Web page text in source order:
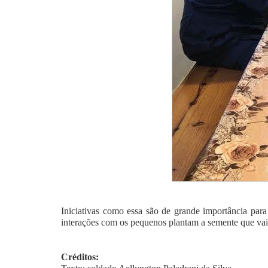
Iniciativas como essa são de grande importância
interações com os pequenos plantam a semente que
Créditos: